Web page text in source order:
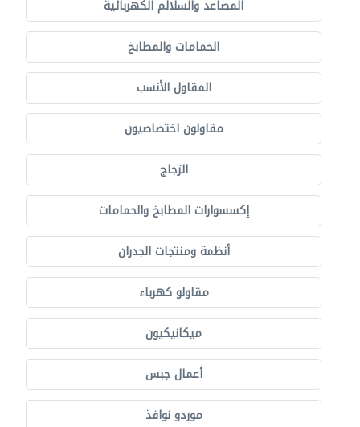
المصاعد والسلالم الكهربائية
الحمامات والمطابخ
المقاول الأنسب
مقاولون اختصاصيون
الزجاج
إكسسوارات المطابخ والحمامات
أنظمة ومنتجات الجدران
مقاولو كهرباء
ميكانيكيون
أعمال جبس
موردو نوافذ